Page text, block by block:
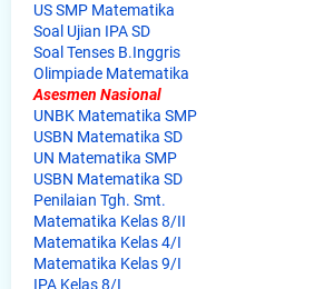
US SMP Matematika
Soal Ujian IPA SD
Soal Tenses B.Inggris
Olimpiade Matematika
Asesmen Nasional
UNBK Matematika SMP
USBN Matematika SD
UN Matematika SMP
USBN Matematika SD
Penilaian Tgh. Smt.
Matematika Kelas 8/II
Matematika Kelas 4/I
Matematika Kelas 9/I
IPA Kelas 8/I